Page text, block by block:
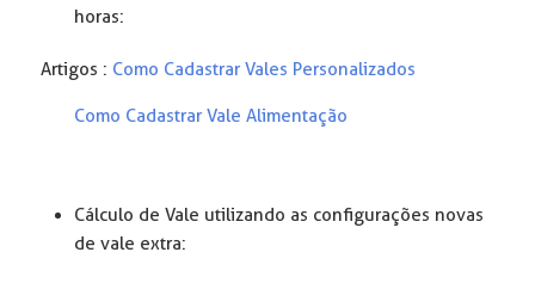
horas:
Artigos : Como Cadastrar Vales Personalizados
Como Cadastrar Vale Alimentação
Cálculo de Vale utilizando as configurações novas
de vale extra: